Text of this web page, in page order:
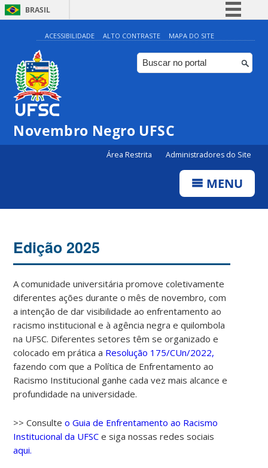
BRASIL
Simplifique!
Comunica BR
Participe
ACESSIBILIDADE ALTO CONTRASTE MAPA DO SITE
Novembro Negro UFSC
Área Restrita Administradores do Site
MENU
Edição 2025
A comunidade universitária promove coletivamente
diferentes ações durante o mês de novembro, com
a intenção de dar visibilidade ao enfrentamento ao
racismo institucional e à agência negra e quilombola
na UFSC. Diferentes setores têm se organizado e
colocado em prática a Resolução 175/CUn/2022,
fazendo com que a Política de Enfrentamento ao
Racismo Institucional ganhe cada vez mais alcance e
profundidade na universidade.
>> Consulteo Guia de Enfrentamento ao Racismo
Institucional da UFSC e siga nossas redes sociais
aqui.